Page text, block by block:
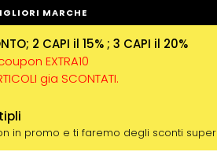
MARCHE
2 CAPI il 15% ; 3 CAPI il 20%
EXTRA10
gia SCONTATI.
in promo e ti faremo degli sconti super